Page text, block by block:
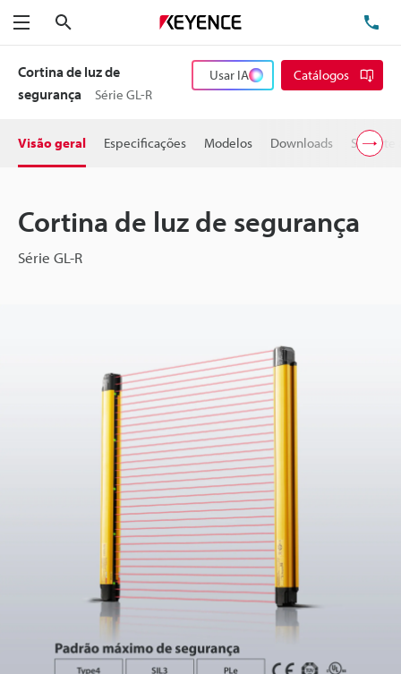
Menu
Cortina de luz de
segurança
Série GL-R
Usar IA Catálogos
Visão geral Especificações Modelos Downloads Suporte
Cortina de luz de segurança
Série GL-R